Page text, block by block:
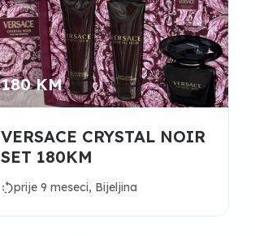
180 KM
VERSACE CRYSTAL NOIR
SET 180KM
rotate_leftprije 9 meseci, Bijeljina